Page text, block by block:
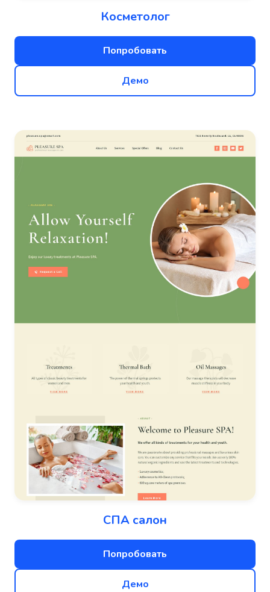
Косметолог
Попробовать
Демо
СПА салон
Попробовать
Демо